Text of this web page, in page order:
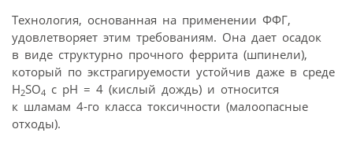
Технология, основанная на применении ФФГ,
удовлетворяет этим требованиям. Она дает осадок
в виде структурно прочного феррита (шпинели),
который по экстрагируемости устойчив даже в среде
Н2SO4 c pH = 4 (кислый дождь) и относится
к шламам 4‑го класса токсичности (малоопасные
отходы).